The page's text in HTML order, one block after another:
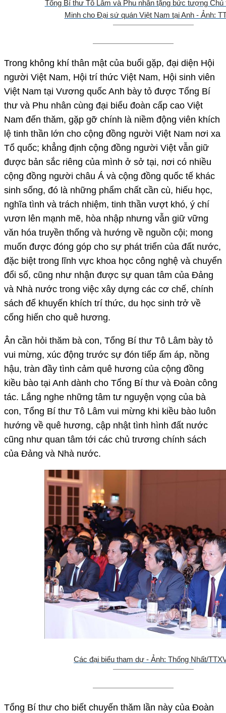
Tổng Bí thư Tô Lâm và Phu nhân tặng bức tượng Chủ
Minh cho Đại sứ quán Việt Nam tại Anh - Ảnh:
Trong không khí thân mật của buổi gặp, đại diện Hội
người Việt Nam, Hội trí thức Việt Nam, Hội sinh viên
Việt Nam tại Vương quốc Anh bày tỏ được Tổng Bí
thư và Phu nhân cùng đại biểu đoàn cấp cao Việt
Nam đến thăm, gặp gỡ chính là niềm động viên khích
lệ tinh thần lớn cho cộng đồng người Việt Nam nơi xa
Tổ quốc; khẳng định cộng đồng người Việt vẫn giữ
được bản sắc riêng của mình ở sở tại, nơi có nhiều
cộng đồng người châu Á và cộng đồng quốc tế khác
sinh sống, đó là những phẩm chất cần cù, hiếu học,
nghĩa tình và trách nhiệm, tinh thần vượt khó, ý chí
vươn lên mạnh mẽ, hòa nhập nhưng vẫn giữ vững
văn hóa truyền thống và hướng về nguồn cội; mong
muốn được đóng góp cho sự phát triển của đất nước,
đặc biệt trong lĩnh vực khoa học công nghệ và chuyển
đổi số, cũng như nhận được sự quan tâm của Đảng
và Nhà nước trong việc xây dựng các cơ chế, chính
sách để khuyến khích trí thức, du học sinh trở về
cống hiến cho quê hương.
Ân cần hỏi thăm bà con, Tổng Bí thư Tô Lâm bày tỏ
vui mừng, xúc động trước sự đón tiếp ấm áp, nồng
hậu, tràn đầy tình cảm quê hương của cộng đồng
kiều bào tại Anh dành cho Tổng Bí thư và Đoàn công
tác. Lắng nghe những tâm tư nguyện vọng của bà
con, Tổng Bí thư Tô Lâm vui mừng khi kiều bào luôn
hướng về quê hương, cập nhật tình hình đất nước
cũng như quan tâm tới các chủ trương chính sách
của Đảng và Nhà nước.
Các đại biểu tham dự - Ảnh: Thống Nhất/
Tổng Bí thư cho biết chuyến thăm lần này của Đoàn